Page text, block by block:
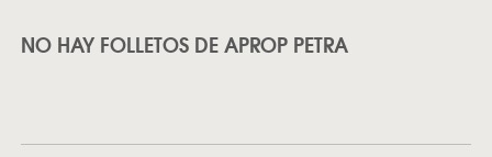
NO HAY FOLLETOS DE APROP PETRA